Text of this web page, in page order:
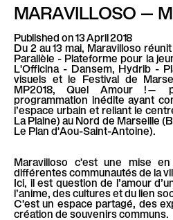
m
e
P
a
r
a
l
l
è
l
e
MARAVILLOSO —
Published on 13 April 2018
Du 2 au 13 mai, Maravilloso
Parallèle - Plateforme pour la
L'Officina - Dansem, Hydrib -
visuels et le Festival de
MP2018, Quel Amour !—
programmation inédite ayant
l’espace urbain et reliant le
La Plaine) au Nord de Marseille
Le Plan d'Aou-Saint-Antoine).
Maravilloso c'est une mise
différentes communautés de la
Ici, il est question de l’amour
l’anime, des cultures et du lien
C'est un espace partagé, des
création de souvenirs communs.